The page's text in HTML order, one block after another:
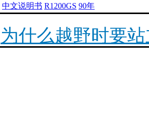
中文说明书 R1200GS 90年
为什么越野时要